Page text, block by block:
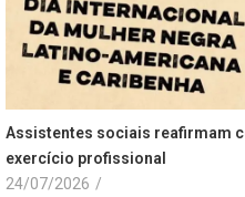
Assistentes sociais reafirmam
exercício profissional
24/07/2026 /